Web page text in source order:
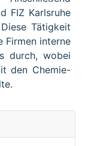
FIZ Karlsruhe
Tätigkeit
Firmen interne
durch, wobei
den Chemie-